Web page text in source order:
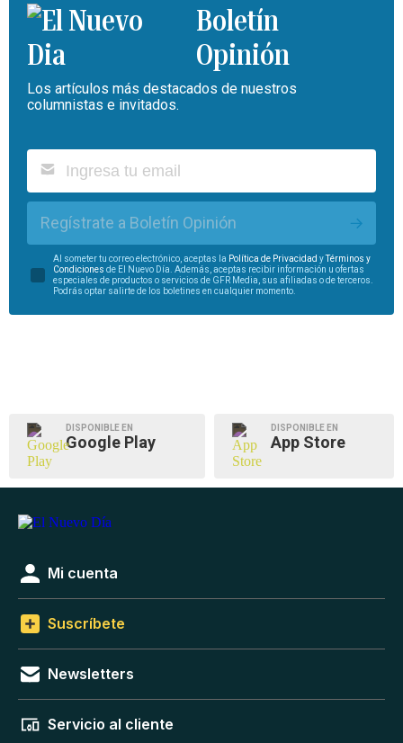
Boletín
Opinión
Los artículos más destacados de nuestros
columnistas e invitados.
Regístrate a Boletín Opinión
Al someter tu correo electrónico, aceptas la Política de Privacidad y
Términos y
Condiciones de El Nuevo Día. Además, aceptas recibir información u ofertas
especiales de productos o servicios de GFR Media, sus afiliadas o de terceros.
Podrás optar salirte de los boletines en cualquier momento.
DISPONIBLE EN
Google Play
DISPONIBLE EN
App Store
Mi cuenta
Suscríbete
Newsletters
Servicio al cliente